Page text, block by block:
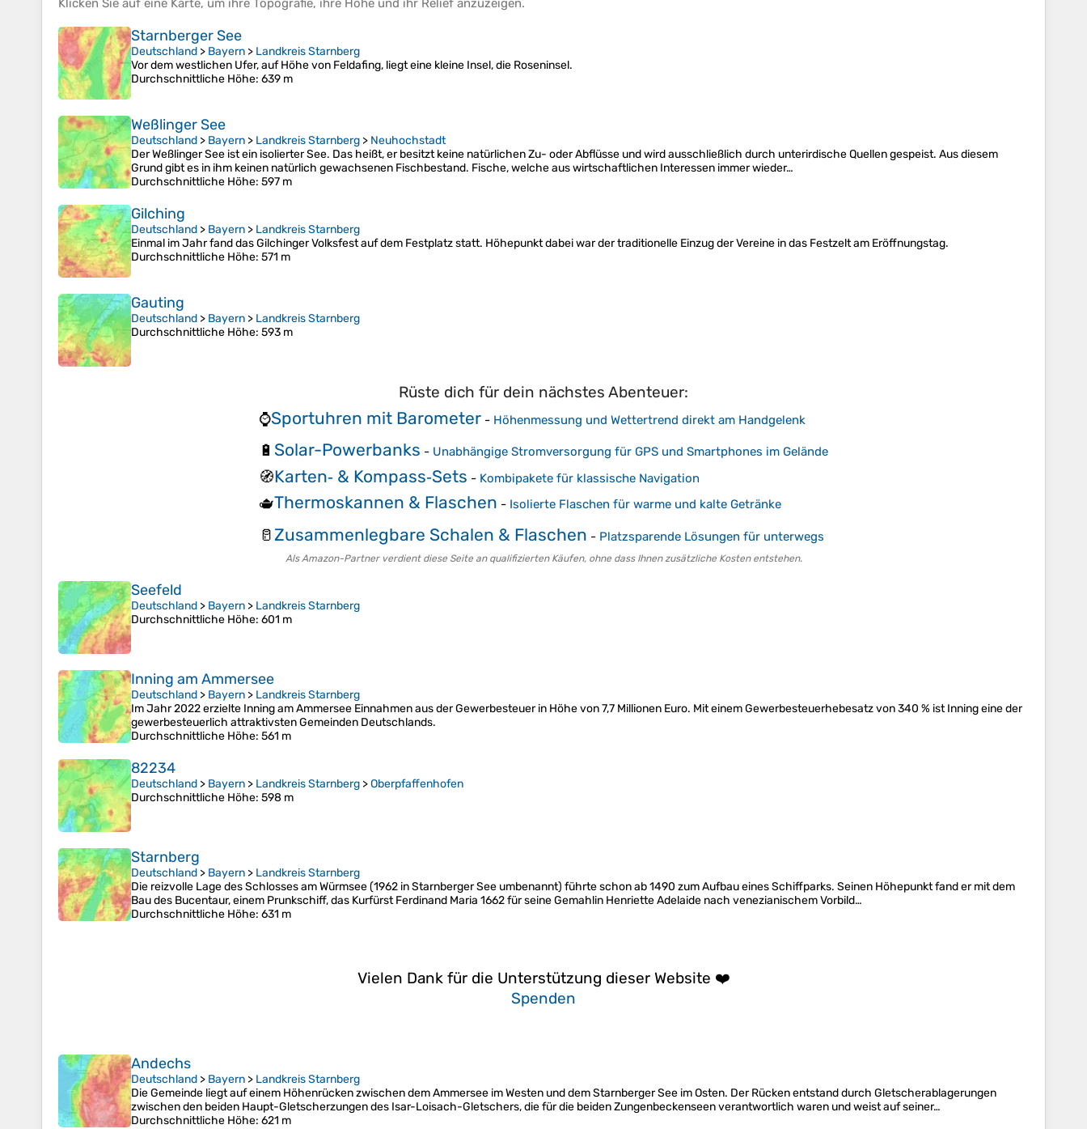
Klicken Sie auf eine Karte, um ihre Topografie, ihre Höhe und ihr Relief anzuzeigen.
Starnberger See
Deutschland > Bayern > Landkreis Starnberg
Vor dem westlichen Ufer, auf Höhe von Feldafing, liegt eine kleine Insel, die Roseninsel.
Durchschnittliche Höhe: 639 m
Weßlinger See
Deutschland > Bayern > Landkreis Starnberg > Neuhochstadt
Der Weßlinger See ist ein isolierter See. Das heißt, er besitzt keine natürlichen Zu- oder Abflüsse und wird ausschließlich durch unterirdische Quellen gespeist. Aus diesem
Grund gibt es in ihm keinen natürlich gewachsenen Fischbestand. Fische, welche aus wirtschaftlichen Interessen immer wieder…
Durchschnittliche Höhe: 597 m
Gilching
Deutschland > Bayern > Landkreis Starnberg
Einmal im Jahr fand das Gilchinger Volksfest auf dem Festplatz statt. Höhepunkt dabei war der traditionelle Einzug der Vereine in das Festzelt am Eröffnungstag.
Durchschnittliche Höhe: 571 m
Gauting
Deutschland > Bayern > Landkreis Starnberg
Durchschnittliche Höhe: 593 m
Rüste dich für dein nächstes Abenteuer:
⌚Sportuhren mit Barometer - Höhenmessung und Wettertrend direkt am Handgelenk
🔋 Solar-Powerbanks - Unabhängige Stromversorgung für GPS und Smartphones im Gelände
🧭Karten‑ & Kompass‑Sets - Kombipakete für klassische Navigation
🫖Thermoskannen & Flaschen - Isolierte Flaschen für warme und kalte Getränke
🥛Zusammenlegbare Schalen & Flaschen - Platzsparende Lösungen für unterwegs
Als Amazon-Partner verdient diese Seite an qualifizierten Käufen, ohne dass Ihnen zusätzliche Kosten entstehen.
Seefeld
Deutschland > Bayern > Landkreis Starnberg
Durchschnittliche Höhe: 601 m
Inning am Ammersee
Deutschland > Bayern > Landkreis Starnberg
Im Jahr 2022 erzielte Inning am Ammersee Einnahmen aus der Gewerbesteuer in Höhe von 7,7 Millionen Euro. Mit einem Gewerbesteuerhebesatz von 340 % ist Inning eine der
gewerbesteuerlich attraktivsten Gemeinden Deutschlands.
Durchschnittliche Höhe: 561 m
82234
Deutschland > Bayern > Landkreis Starnberg >Oberpfaffenhofen
Durchschnittliche Höhe: 598 m
Starnberg
Deutschland > Bayern > Landkreis Starnberg
Die reizvolle Lage des Schlosses am Würmsee (1962 in Starnberger See umbenannt) führte schon ab 1490 zum Aufbau eines Schiffparks. Seinen Höhepunkt fand er mit dem
Bau des Bucentaur, einem Prunkschiff, das Kurfürst Ferdinand Maria 1662 für seine Gemahlin Henriette Adelaide nach venezianischem Vorbild…
Durchschnittliche Höhe: 631 m
Vielen Dank für die Unterstützung dieser Website ❤️
Spenden
Andechs
Deutschland > Bayern > Landkreis Starnberg
Die Gemeinde liegt auf einem Höhenrücken zwischen dem Ammersee im Westen und dem Starnberger See im Osten. Der Rücken entstand durch Gletscherablagerungen
zwischen den beiden Haupt-Gletscherzungen des Isar-Loisach-Gletschers, die für die beiden Zungenbeckenseen verantwortlich waren und weist auf seiner…
Durchschnittliche Höhe: 621 m